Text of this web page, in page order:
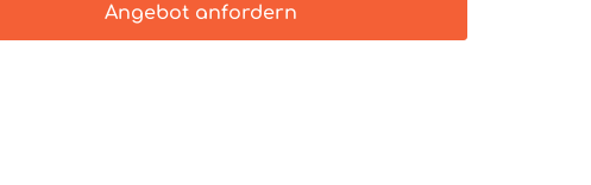
Angebot anfordern